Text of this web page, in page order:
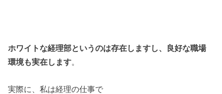
ホワイトな経理部というのは存在しますし、良好な職場
環境も実在します。
実際に、私は経理の仕事で